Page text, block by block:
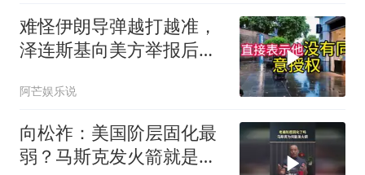
难怪伊朗导弹越打越准，
泽连斯基向美方举报后，
阿芒娱乐说
向松祚：美国阶层固化最
弱？马斯克发火箭就是答